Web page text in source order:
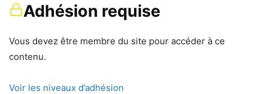
Adhésion requise
Vous devez être membre du site pour accéder à ce
contenu.
Voir les niveaux d’adhésion